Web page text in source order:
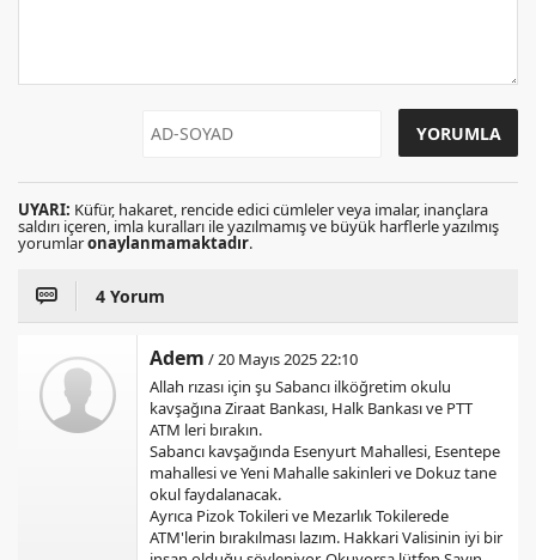
UYARI: Küfür, hakaret, rencide edici cümleler veya imalar, inançlara
saldırı içeren, imla kuralları ile yazılmamış ve büyük harflerle yazılmış
yorumlaronaylanmamaktadır.
4 Yorum
Adem / 20 Mayıs 2025 22:10
Allah rızası için şu Sabancı ilköğretim okulu
kavşağına Ziraat Bankası, Halk Bankası ve PTT
ATM leri bırakın.
Sabancı kavşağında Esenyurt Mahallesi, Esentepe
mahallesi ve Yeni Mahalle sakinleri ve Dokuz tane
okul faydalanacak.
Ayrıca Pizok Tokileri ve Mezarlık Tokilerede
ATM'lerin bırakılması lazım. Hakkari Valisinin iyi bir